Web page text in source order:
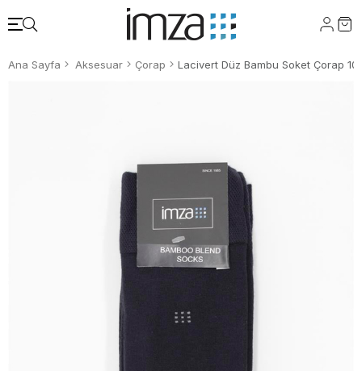
Ana Sayfa Aksesuar Çorap Lacivert Düz Bambu Soket Çorap